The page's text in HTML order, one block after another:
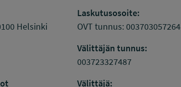
Helsinki
Laskutusosoite:
OVT tunnus: 003703057264
Välittäjän tunnus:
003723327487
Välittäjä: